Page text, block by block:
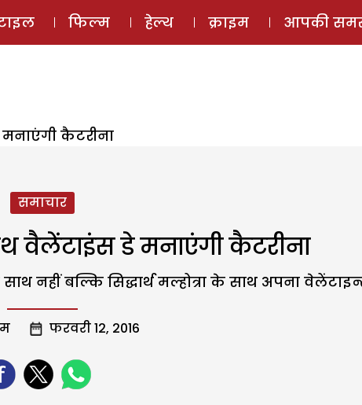
ई-मैगज़ीन ऑडियो स्टोरी लॉग इन
फिल्म हेल्थ क्राइम आपकी
कैटरीना
समाचार
वैलेंटाइंस डे मनाएंगी कैटरीना
बल्कि सिद्धार्थ मल्होत्रा के साथ अपना
फरवरी 12, 2016